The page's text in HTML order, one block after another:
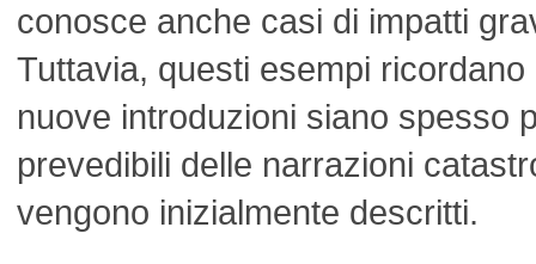
conosce anche casi di impatti
Tuttavia, questi esempi
nuove introduzioni siano spesso
prevedibili delle narrazioni
vengono inizialmente descritti.